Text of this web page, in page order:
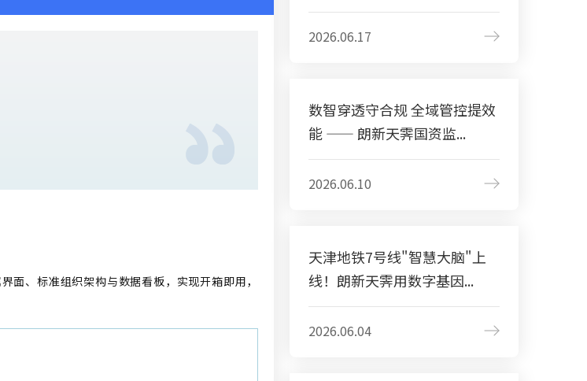
面、标准组织架构与数据看板，实现开箱即用，
2026.06.17
数智穿透守合规 全域管控提效
能 —— 朗新天霁国资监...
2026.06.10
天津地铁7号线"智慧大脑"上
线！朗新天霁用数字基因...
2026.06.04